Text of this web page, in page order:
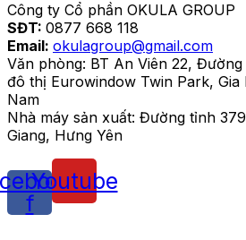
Công ty Cổ phần OKULA GROUP
SĐT: 0877 668 118
Email: okulagroup@gmail.com
Văn phòng: BT An Viên 22,
đô thị Eurowindow Twin Park, Gia
Nam
Nhà máy sản xuất: Đường tỉnh
Giang, Hưng Yên
f
Youtube